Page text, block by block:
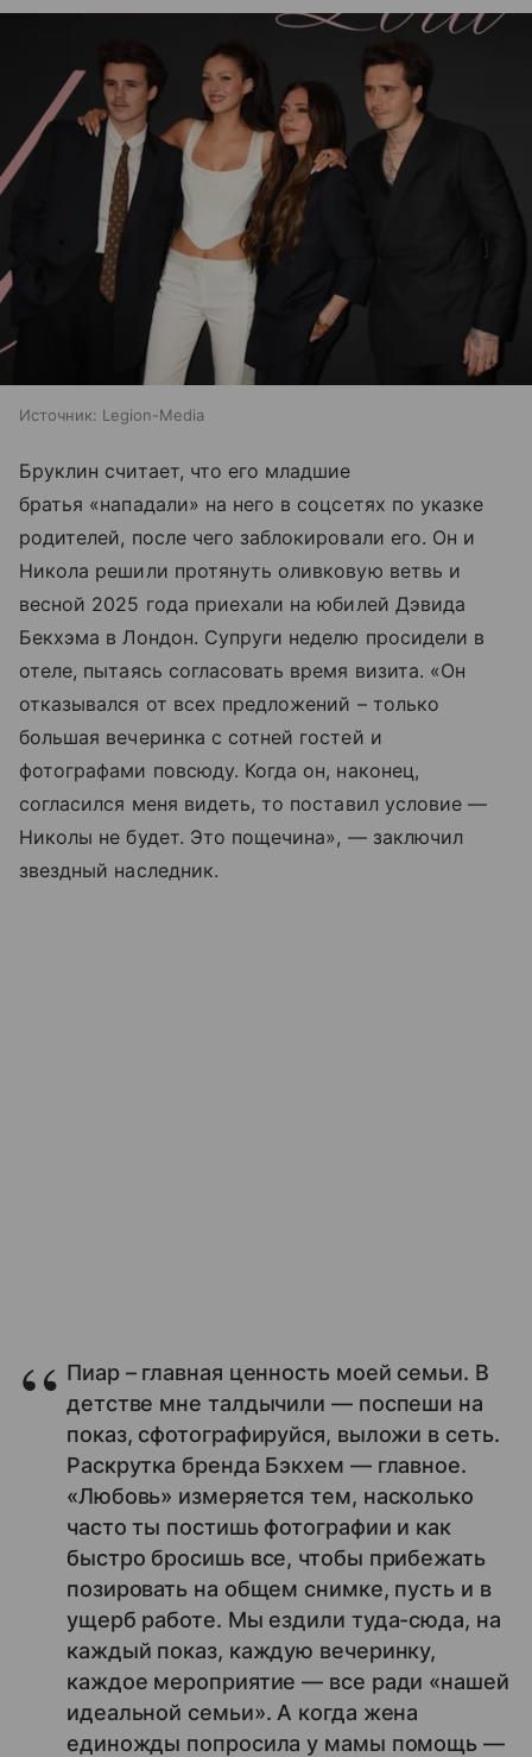
Источник: Legion-Media
Бруклин считает, что его младшие
братья «нападали» на него в соцсетях по указке
родителей, после чего заблокировали его. Он и
Никола решили протянуть оливковую ветвь и
весной 2025 года приехали на юбилей Дэвида
Бекхэма в Лондон. Супруги неделю просидели в
отеле, пытаясь согласовать время визита. «Он
отказывался от всех предложений – только
большая вечеринка с сотней гостей и
фотографами повсюду. Когда он, наконец,
согласился меня видеть, то поставил условие —
Николы не будет. Это пощечина», — заключил
звездный наследник.
Пиар – главная ценность моей семьи. В
детстве мне талдычили — поспеши на
показ, сфотографируйся, выложи в сеть.
Раскрутка бренда Бэкхем — главное.
«Любовь» измеряется тем, насколько
часто ты постишь фотографии и как
быстро бросишь все, чтобы прибежать
позировать на общем снимке, пусть и в
ущерб работе. Мы ездили туда-сюда, на
каждый показ, каждую вечеринку,
каждое мероприятие — все ради «нашей
идеальной семьи». А когда жена
единожды попросила у мамы помощь —